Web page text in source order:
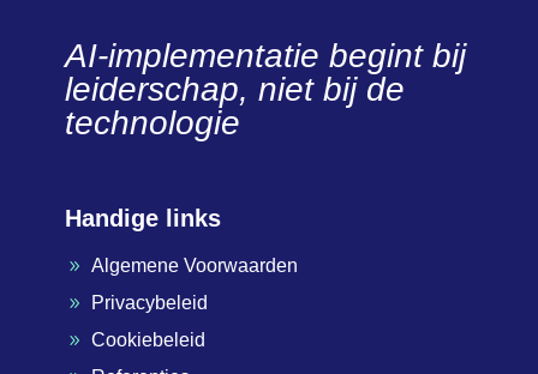
AI-implementatie begint bij
leiderschap, niet bij de
technologie
Handige links
9 Algemene Voorwaarden
9 Privacybeleid
9 Cookiebeleid